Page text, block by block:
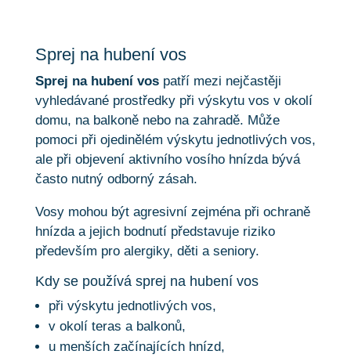
Sprej na hubení vos
Sprej na hubení vospatří mezi nejčastěji
vyhledávané prostředky při výskytu vos v okolí
domu, na balkoně nebo na zahradě. Může
pomoci při ojedinělém výskytu jednotlivých vos,
ale při objevení aktivního vosího hnízda bývá
často nutný odborný zásah.
Vosy mohou být agresivní zejména při ochraně
hnízda a jejich bodnutí představuje riziko
především pro alergiky, děti a seniory.
Kdy se používá sprej na hubení vos
při výskytu jednotlivých vos,
v okolí teras a balkonů,
u menších začínajících hnízd,